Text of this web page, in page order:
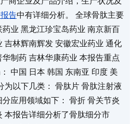
告中有详细分析。 全球骨肽主要
业 黑龙江珍宝岛药业 南京新百
吉林辉南辉发 安徽宏业药业 通化
制药 吉林华康药业 本报告重点
中国 日本 韩国 东南亚 印度 美
为以下几类： 骨肽片 骨肽注射液
应用领域如下： 骨折 骨关节炎
本报告详细分析了骨肽细分市